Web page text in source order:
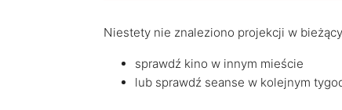
Niestety nie znaleziono projekcji w
sprawdź kino w innym mieście
lub sprawdź seanse w kolejnym